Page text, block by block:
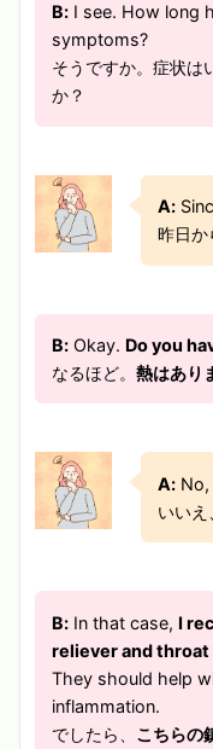
B: I see. How long
symptoms?
そうですか。症状は
か？
A:
昨日か
B: Okay. Do you
なるほど。熱はあり
A: No,
いいえ
B: In that case, I
reliever and
They should help
inflammation.
でしたら、 こちらの